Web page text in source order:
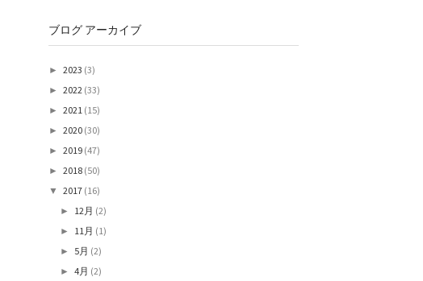
ブログ アーカイブ
► 2023 (3)
► 2022 (33)
► 2021 (15)
► 2020 (30)
► 2019 (47)
► 2018 (50)
▼ 2017 (16)
► 12月 (2)
► 11月 (1)
► 5月 (2)
► 4月 (2)